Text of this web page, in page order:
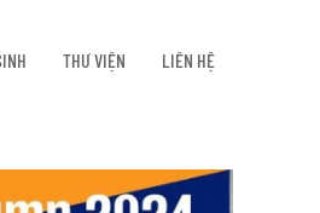
THƯ VIỆN LIÊN HỆ